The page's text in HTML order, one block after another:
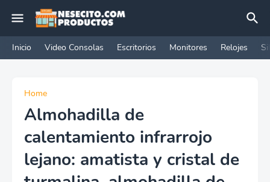
Inicio Video Consolas Escritorios Monitores Relojes
Home
Almohadilla de
calentamiento infrarrojo
lejano: amatista y cristal de